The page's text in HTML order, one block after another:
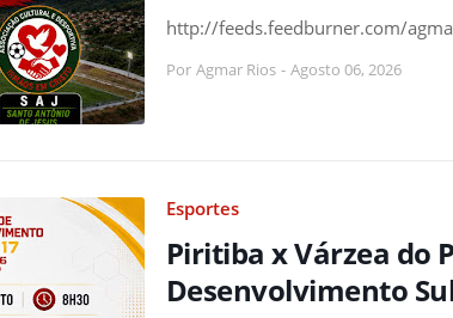
http://feeds.feedburner.com/
Por Agmar Rios - Agosto 06, 2026
Esportes
Piritiba x Várzea do
Desenvolvimento